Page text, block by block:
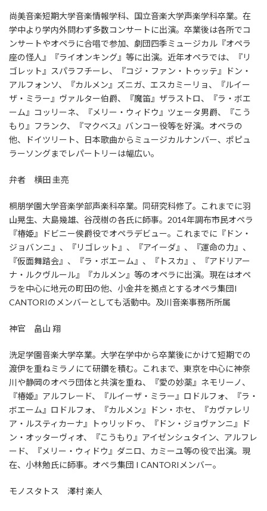
尚美音楽短期大学音楽情報学科、国立音楽大学声楽学科卒業。在
学中より学内外問わず多数コンサートに出演。卒業後は各所でコ
ンサートやオペラに合唱で参加、劇団四季ミュージカル『オペラ
座の怪人』『ライオンキング』等に出演。近年オペラでは、『リ
ゴレット』スパラフチーレ、『コジ・ファン・トゥッテ』ドン・
アルフォンソ、『カルメン』ズニガ、エスカミーリョ、『ルイー
ザ・ミラー』ヴァルター伯爵、『魔笛』ザラストロ、『ラ・ボエ
ーム』コッリーネ、『メリー・ウィドウ』ツェータ男爵、『こう
もり』フランク、『マクベス』バンコー役等を好演。オペラの
他、ドイツリート、日本歌曲からミュージカルナンバー、ポピュ
ラーソングまでレパートリーは幅広い。
弁者 横田 圭亮
桐朋学園大学音楽学部声楽科卒業。同研究科修了。これまでに羽
山晃生、大島幾雄、谷茂樹の各氏に師事。2014年調布市民オペラ
『椿姫』ドビニー侯爵役でオペラデビュー。これまでに『ドン・
ジョバンニ』、『リゴレット』、『アイーダ』、『運命の力』、
『仮面舞踏会』、『ラ・ボエーム』、『トスカ』、『アドリアー
ナ・ルクヴルール』『カルメン』等のオペラに出演。現在はオペ
ラを中心に地元の町田の他、小金井を拠点とするオペラ集団I
CANTORIのメンバーとしても活動中。及川音楽事務所所属
神官 畠山 翔
洗足学園音楽大学卒業。大学在学中から卒業後にかけて短期での
渡伊を重ねミラノにて研鑽を積む。これまで、東京を中心に神奈
川や静岡のオペラ団体と共演を重ね、『愛の妙薬』ネモリーノ、
『椿姫』アルフレード、『ルイーザ・ミラー』ロドルフォ、『ラ・
ボエーム』ロドルフォ、『カルメン』ドン・ホセ、『カヴァレリ
ア・ルスティカーナ』トゥリッドゥ、『ドン・ジョヴァンニ』ド
ン・オッターヴィオ、『こうもり』アイゼンシュタイン、アルフレ
ード、『メリー・ウィドウ』ダニロ、カミーユ等の役で出演。現
在、小林勉氏に師事。オペラ集団 I CANTORIメンバー。
モノスタトス 澤村 楽人